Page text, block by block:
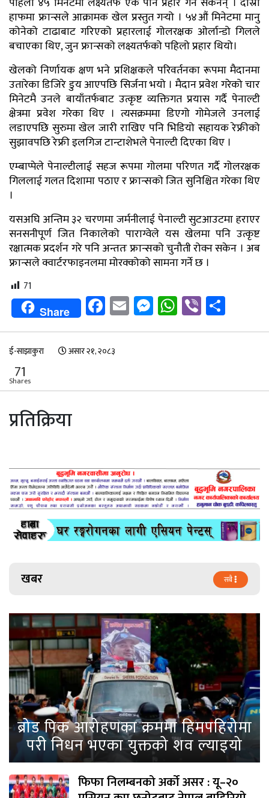
हाफमा फ्रान्सले आक्रामक खेल प्रस्तुत गर्‍यो । ५४औं मिनेटमा मानु
कोनेको टाढाबाट गरिएको प्रहारलाई गोलरक्षक ओर्लान्डो गिलले
बचाएका थिए, जुन फ्रान्सको लक्ष्यतर्फको पहिलो प्रहार थियो।
खेलको निर्णायक क्षण भने प्रशिक्षकले परिवर्तनका रूपमा मैदानमा
उतारेका डिजिरे डुय आएपछि सिर्जना भयो । मैदान प्रवेश गरेको चार
मिनेटमै उनले बायाँतर्फबाट उत्कृष्ट व्यक्तिगत प्रयास गर्दै पेनाल्टी
क्षेत्रमा प्रवेश गरेका थिए । त्यसक्रममा डिएगो गोमेजले उनलाई
लडाएपछि सुरुमा खेल जारी राखिए पनि भिडियो सहायक रेफ्रीको
सुझावपछि रेफ्री इलगिज टान्टाशेभले पेनाल्टी दिएका थिए ।
एम्बाप्पेले पेनाल्टीलाई सहज रूपमा गोलमा परिणत गर्दै गोलरक्षक
गिललाई गलत दिशामा पठाए र फ्रान्सको जित सुनिश्चित गरेका थिए
।
यसअघि अन्तिम ३२ चरणमा जर्मनीलाई पेनाल्टी सुटआउटमा हराएर
सनसनीपूर्ण जित निकालेको पाराग्वेले यस खेलमा पनि उत्कृष्ट
रक्षात्मक प्रदर्शन गरे पनि अन्ततः फ्रान्सको चुनौती रोक्न सकेन । अब
फ्रान्सले क्वार्टरफाइनलमा मोरक्कोको सामना गर्ने छ ।
71
Share Facebook
EmailMessenger
WhatsApp
Viber
ई-साझाकुरा असार २१, २०८३
71
Shares
प्रतिक्रिया
खबर सबै
ब्रोड पिक आरोहणका क्रममा हिमपहिरोमा
परी निधन भएका युक्तको शव ल्याइयो
फिफा निलम्बनको अर्को असर : यू–२०